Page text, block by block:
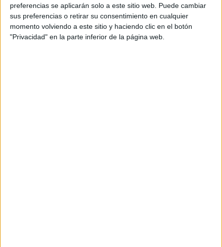
preferencias se aplicarán solo a este sitio web. Puede cambiar
sus preferencias o retirar su consentimiento en cualquier
momento volviendo a este sitio y haciendo clic en el botón
"Privacidad" en la parte inferior de la página web.